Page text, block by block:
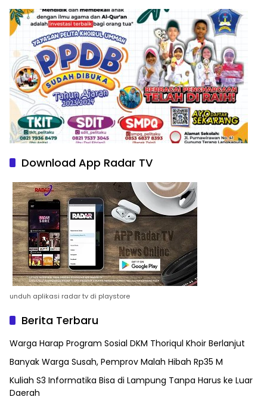
Download App Radar TV
unduh aplikasi radar tv di playstore
Berita Terbaru
Warga Harap Program Sosial DKM Thoriqul Khoir Berlanjut
Banyak Warga Susah, Pemprov Malah Hibah Rp35 M
Kuliah S3 Informatika Bisa di Lampung Tanpa Harus ke Luar
Daerah